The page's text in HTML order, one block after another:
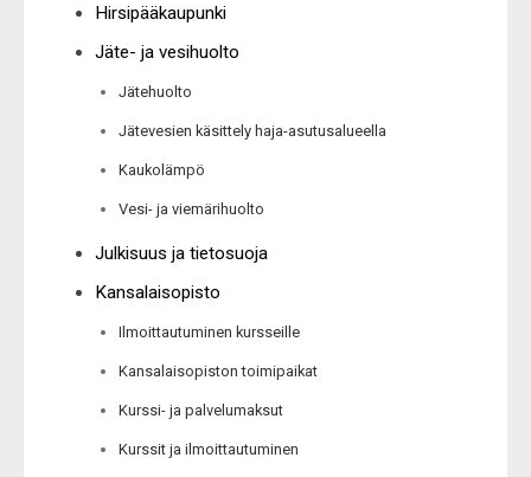
Hirsipääkaupunki
Jäte- ja vesihuolto
Jätehuolto
Jätevesien käsittely haja-asutusalueella
Kaukolämpö
Vesi- ja viemärihuolto
Julkisuus ja tietosuoja
Kansalaisopisto
Ilmoittautuminen kursseille
Kansalaisopiston toimipaikat
Kurssi- ja palvelumaksut
Kurssit ja ilmoittautuminen